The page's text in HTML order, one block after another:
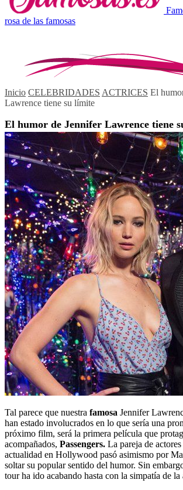
rosa de las famosas
Inicio CELEBRIDADES ACTRICES El
Lawrence tiene su límite
El humor de Jennifer Lawrence tiene
Tal parece que nuestra famosa Jennifer
han estado involucrados en lo que sería una
próximo film, será la primera película que
acompañados, Passengers. La pareja de
actualidad en Hollywood pasó asimismo por
soltar su popular sentido del humor. Sin
tour ha ido acabando hasta con la simpatía de la